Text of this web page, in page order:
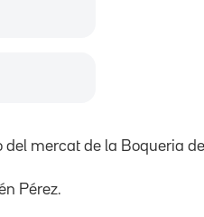
del mercat de la Boqueria
Pérez.